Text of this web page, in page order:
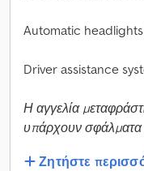
Automatic
Driver assistance
Η αγγελία
υπάρχουν σφάλματα
Ζητήστε